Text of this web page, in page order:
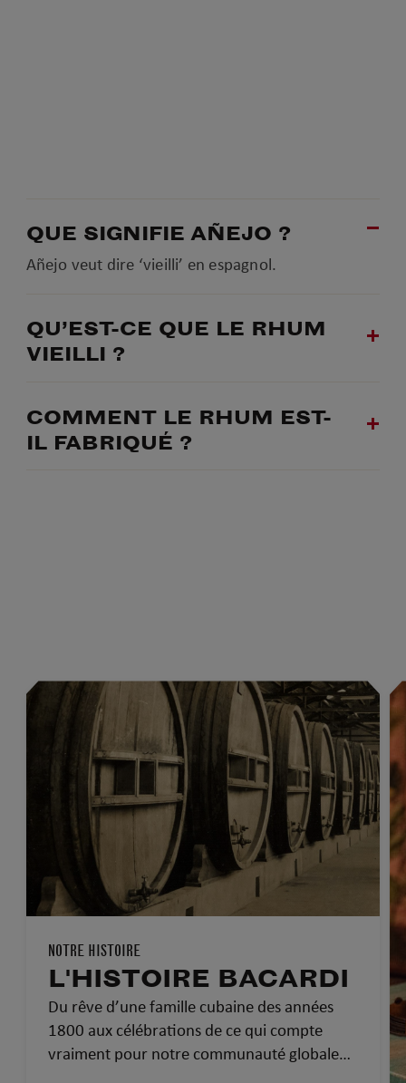
QUE SIGNIFIE AÑEJO ?
Añejo veut dire ‘vieilli’ en espagnol.
QU’EST-CE QUE LE RHUM
VIEILLI ?
COMMENT LE RHUM EST-
IL FABRIQUÉ ?
NOTRE HISTOIRE
L'HISTOIRE BACARDI
Du rêve d’une famille cubaine des années
1800 aux célébrations de ce qui compte
vraiment pour notre communauté globale